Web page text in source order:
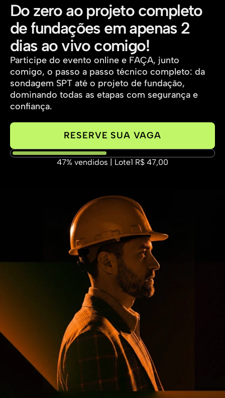
Do zero ao projeto completo
de fundações em apenas 2
dias ao vivo comigo!
Participe do evento online e FAÇA, junto
comigo, o passo a passo técnico completo: da
sondagem SPT até o projeto de fundação,
dominando todas as etapas com segurança e
confiança.
RESERVE SUA VAGA
47% vendidos | Lote1 R$ 47,00